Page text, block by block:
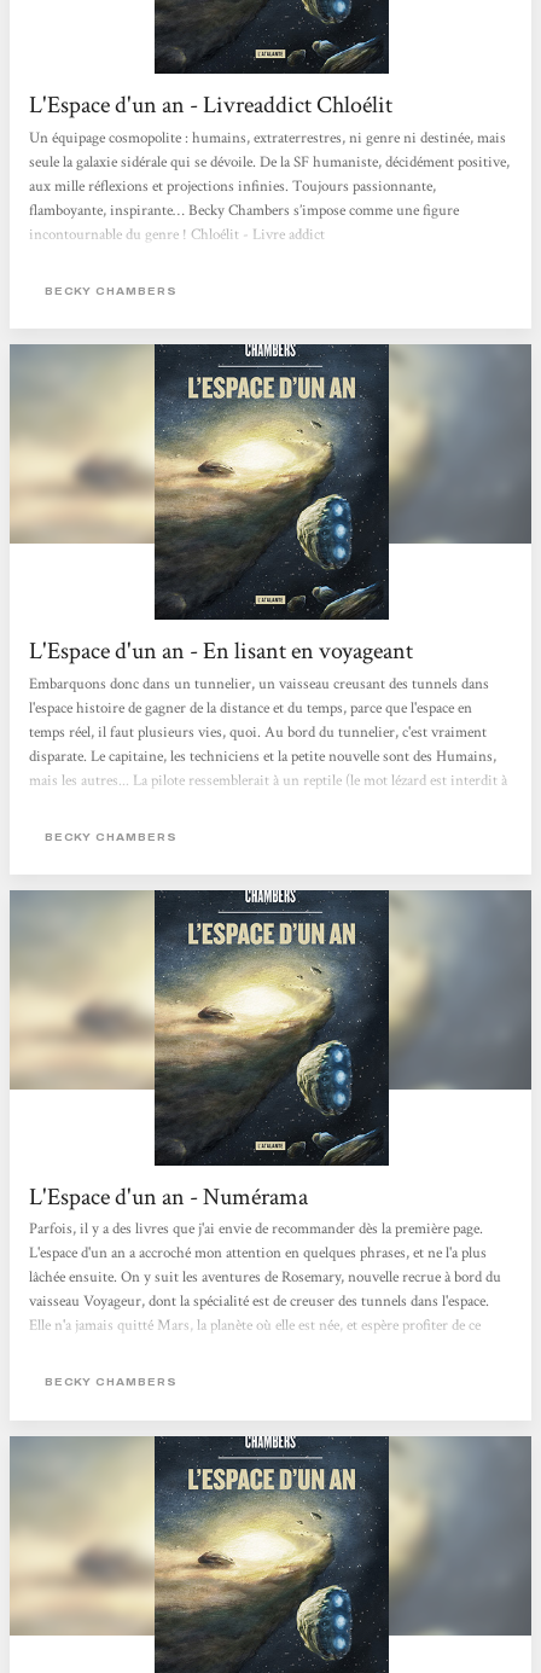
L'Espace d'un an - Livreaddict Chloélit
Un équipage cosmopolite : humains, extraterrestres, ni genre ni destinée, mais
seule la galaxie sidérale qui se dévoile. De la SF humaniste, décidément positive,
aux mille réflexions et projections infinies. Toujours passionnante,
flamboyante, inspirante… Becky Chambers s’impose comme une figure
incontournable du genre ! Chloélit - Livre addict
BECKY CHAMBERS
L'Espace d'un an - En lisant en voyageant
Embarquons donc dans un tunnelier, un vaisseau creusant des tunnels dans
l'espace histoire de gagner de la distance et du temps, parce que l'espace en
temps réel, il faut plusieurs vies, quoi. Au bord du tunnelier, c'est vraiment
disparate. Le capitaine, les techniciens et la petite nouvelle sont des Humains,
mais les autres... La pilote ressemblerait à un reptile (le mot lézard est interdit à
intelligence artificielle aussi. En dépit des ces différences, existent des histoires
BECKY CHAMBERS
L'Espace d'un an - Numérama
Parfois, il y a des livres que j'ai envie de recommander dès la première page.
L'espace d'un an a accroché mon attention en quelques phrases, et ne l'a plus
lâchée ensuite. On y suit les aventures de Rosemary, nouvelle recrue à bord du
vaisseau Voyageur, dont la spécialité est de creuser des tunnels dans l'espace.
Elle n'a jamais quitté Mars, la planète où elle est née, et espère profiter de ce
elle va faire la rencontre d'extra-terrestres et d'humain·es très différent·es
BECKY CHAMBERS